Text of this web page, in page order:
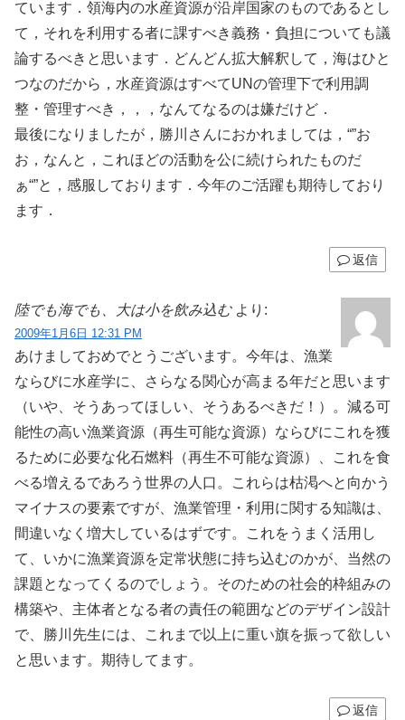
ています．領海内の水産資源が沿岸国家のものであるとし
て，それを利用する者に課すべき義務・負担についても議
論するべきと思います．どんどん拡大解釈して，海はひと
つなのだから，水産資源はすべてUNの管理下で利用調
整・管理すべき，，，なんてなるのは嫌だけど．
最後になりましたが，勝川さんにおかれましては，“”お
お，なんと，これほどの活動を公に続けられたものだ
ぁ“”と，感服しております．今年のご活躍も期待しており
ます．
返信
陸でも海でも、大は小を飲み込む より:
2009年1月6日 12:31 PM
あけましておめでとうございます。今年は、漁業
ならびに水産学に、さらなる関心が高まる年だと思います
（いや、そうあってほしい、そうあるべきだ！）。減る可
能性の高い漁業資源（再生可能な資源）ならびにこれを獲
るために必要な化石燃料（再生不可能な資源）、これを食
べる増えるであろう世界の人口。これらは枯渇へと向かう
マイナスの要素ですが、漁業管理・利用に関する知識は、
間違いなく増大しているはずです。これをうまく活用し
て、いかに漁業資源を定常状態に持ち込むのかが、当然の
課題となってくるのでしょう。そのための社会的枠組みの
構築や、主体者となる者の責任の範囲などのデザイン設計
で、勝川先生には、これまで以上に重い旗を振って欲しい
と思います。期待してます。
返信